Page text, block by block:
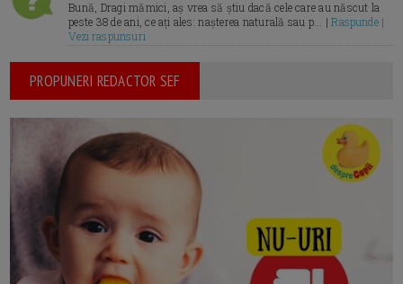
Bună, Dragi mămici, aș vrea să știu dacă cele care au născut la
peste 38 de ani, ce ați ales: nașterea naturală sau p... |Raspunde |
Vezi raspunsuri
PROPUNERI REDACTOR SEF